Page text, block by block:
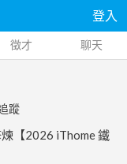
登入
徵才 聊天
蹤
【2026 iThome 鐵